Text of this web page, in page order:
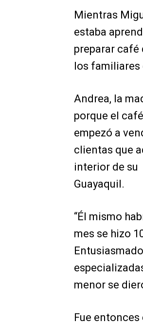
Mientras
estaba
preparar café
los familiares
Andrea, la
porque el
empezó a
clientas que
interior de su
Guayaquil.
“Él mismo
mes se hizo
menor se
Fue entonces